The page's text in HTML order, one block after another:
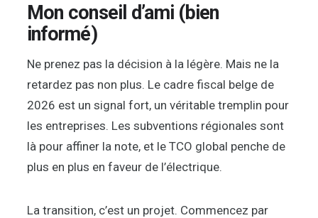
Mon conseil d’ami (bien
informé)
Ne prenez pas la décision à la légère. Mais ne la
retardez pas non plus. Le cadre fiscal belge de
2026 est un signal fort, un véritable tremplin pour
les entreprises. Les subventions régionales sont
là pour affiner la note, et le TCO global penche de
plus en plus en faveur de l’électrique.
La transition, c’est un projet. Commencez par